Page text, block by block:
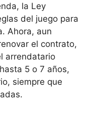
la Ley
del juego para
Ahora, aun
el contrato,
arrendatario
5 o 7 años,
siempre que